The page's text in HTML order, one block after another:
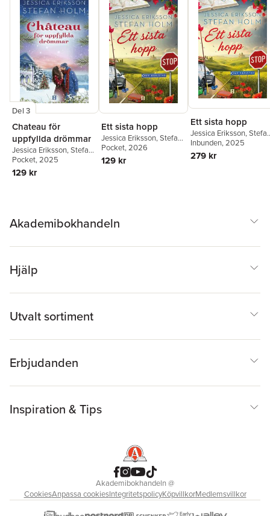
Del 3
Chateau för
uppfyllda drömmar
Jessica Eriksson,Stefan
Holm
Pocket, 2025
129 kr
Ett sista hopp
Jessica Eriksson,Stefan
Holm
Pocket, 2026
129 kr
Ett sista hopp
Jessica Eriksson,
Holm
Inbunden, 2025
279 kr
Akademibokhandeln
Hjälp
Utvalt sortiment
Erbjudanden
Inspiration & Tips
Akademibokhandeln@
CookiesAnpassa cookiesIntegritetspolicyKöpvillkorMedlemsvillkor